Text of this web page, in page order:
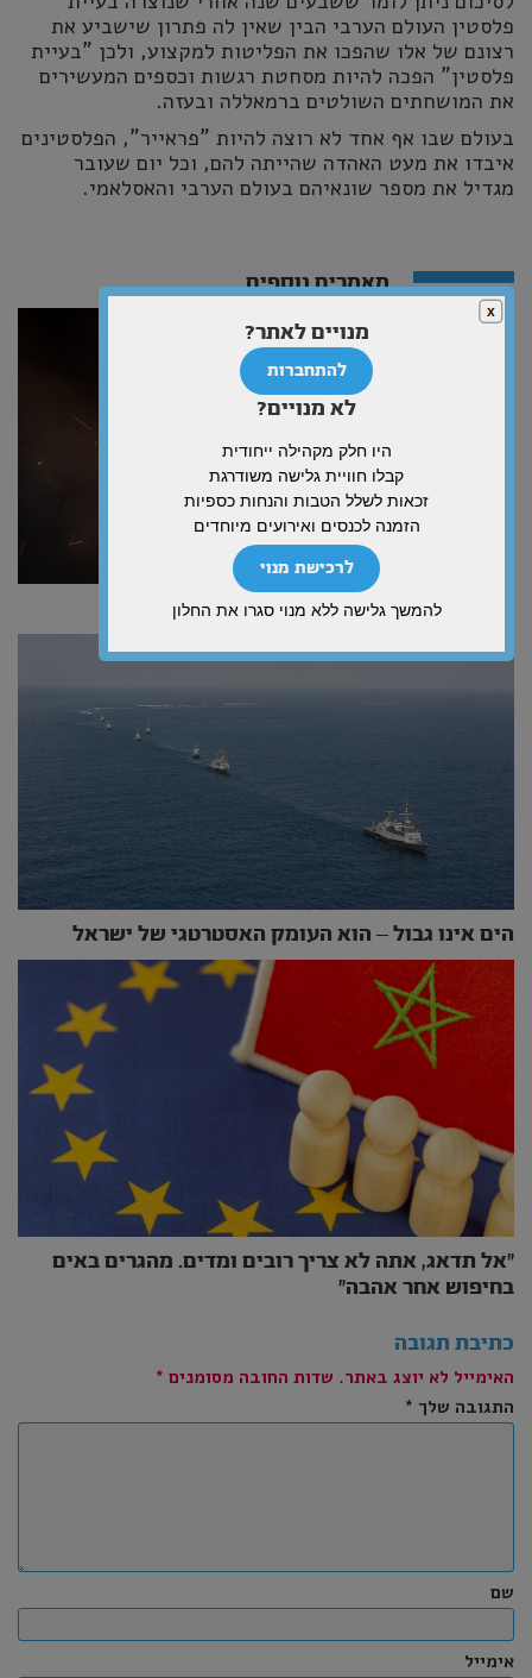
פלסטין העולם הערבי הבין שאין לה פתרון שישביע את
רצונם של אלו שהפכו את הפליטות למקצוע, ולכן "בעיית
פלסטין" הפכה להיות מסחטת רגשות וכספים המעשירים
את המושחתים השולטים ברמאללה ובעזה.
בעולם שבו אף אחד לא רוצה להיות "פראייר", הפלסטינים
איבדו את מעט האהדה שהייתה להם, וכל יום שעובר
מגדיל את מספר שונאיהם בעולם הערבי והאסלאמי.
מאמרים נוספים
האודסיאה המוסרנית של כריסטופר נולאן
הים אינו גבול – הוא העומק האסטרטגי של ישראל
״אל תדאג, אתה לא צריך רובים ומדים. מהגרים באים
בחיפוש אחר אהבה״
כתיבת תגובה
האימייל לא יוצג באתר. שדות החובה מסומנים *
התגובה שלך *
שם
אימייל
מנויים לאתר?
להתחברות
לא מנויים?
היו חלק מקהילה ייחודית
קבלו חוויית גלישה משודרגת
זכאות לשלל הטבות והנחות כספיות
הזמנה לכנסים ואירועים מיוחדים
לרכישת מנוי
להמשך גלישה ללא מנוי סגרו את החלון